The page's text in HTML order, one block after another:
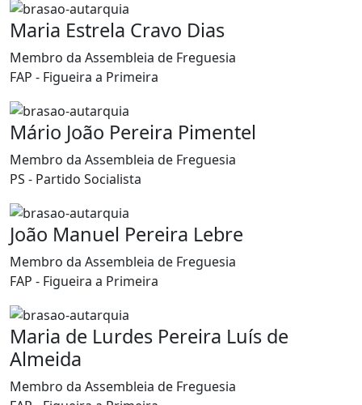
Maria Estrela Cravo Dias
Membro da Assembleia de Freguesia
FAP - Figueira a Primeira
Mário João Pereira Pimentel
Membro da Assembleia de Freguesia
PS - Partido Socialista
João Manuel Pereira Lebre
Membro da Assembleia de Freguesia
FAP - Figueira a Primeira
Maria de Lurdes Pereira Luís de
Almeida
Membro da Assembleia de Freguesia